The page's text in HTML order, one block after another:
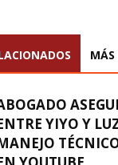
MÁS
YIYO Y